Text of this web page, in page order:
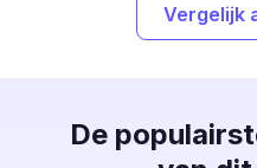
Vergelijk
De